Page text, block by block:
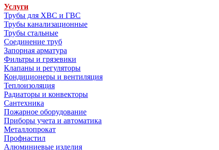
Услуги
Трубы для ХВС и ГВС
Трубы канализационные
Трубы стальные
Соединение труб
Запорная арматура
Фильтры и грязевики
Клапаны и регуляторы
Кондиционеры и вентиляция
Теплоизоляция
Радиаторы и конвекторы
Сантехника
Пожарное оборудование
Приборы учета и автоматика
Металлопрокат
Профнастил
Алюминиевые изделия